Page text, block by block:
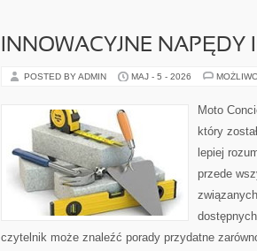
INNOWACYJNE NAPĘDY
POSTED BY ADMIN MAJ - 5 - 2026
Moto
który
lepiej
przede
czytelnik może znaleźć porady przydatne